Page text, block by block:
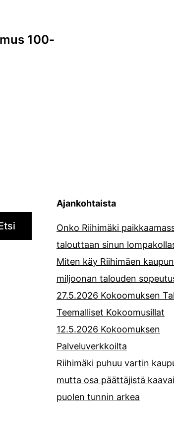
100-
Ajankohtaista
Onko Riihimäki
talouttaan sinun
Miten käy Riihimäen
miljoonan talouden
27.5.2026 Kokoomuksen
Teemalliset Kokoomusillat
12.5.2026 Kokoomuksen
Palveluverkkoilta
Riihimäki puhuu vartin
mutta osa päättäjistä
puolen tunnin arkea